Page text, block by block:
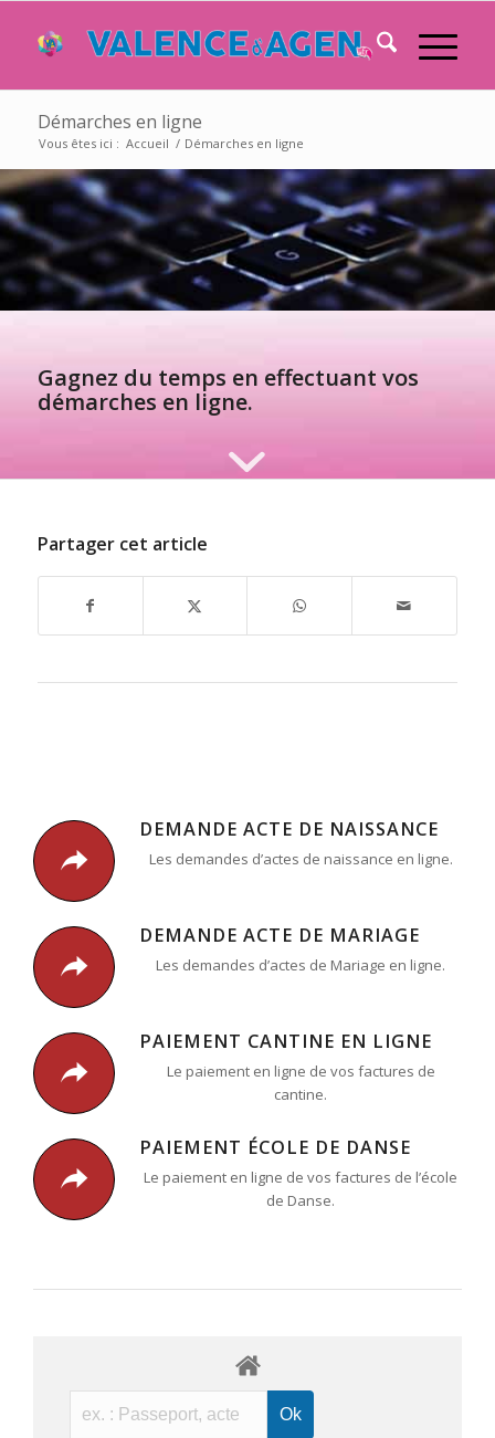
Démarches en ligne
Vous êtes ici : Accueil / Démarches en ligne
Gagnez du temps en effectuant vos
démarches en ligne.
Partager cet article
DEMANDE ACTE DE NAISSANCE
Les demandes d’actes de naissance en ligne.
DEMANDE ACTE DE MARIAGE
Les demandes d’actes de Mariage en ligne.
PAIEMENT CANTINE EN LIGNE
Le paiement en ligne de vos factures de
cantine.
PAIEMENT ÉCOLE DE DANSE
Le paiement en ligne de vos factures de l’école
de Danse.